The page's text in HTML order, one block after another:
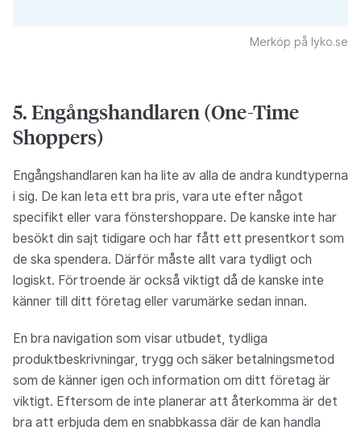
Merköp på lyko.se
5. Engångshandlaren (One-Time
Shoppers)
Engångshandlaren kan ha lite av alla de andra kundtyperna
i sig. De kan leta ett bra pris, vara ute efter något
specifikt eller vara fönstershoppare. De kanske inte har
besökt din sajt tidigare och har fått ett presentkort som
de ska spendera. Därför måste allt vara tydligt och
logiskt. Förtroende är också viktigt då de kanske inte
känner till ditt företag eller varumärke sedan innan.
En bra navigation som visar utbudet, tydliga
produktbeskrivningar, trygg och säker betalningsmetod
som de känner igen och information om ditt företag är
viktigt. Eftersom de inte planerar att återkomma är det
bra att erbjuda dem en snabbkassa där de kan handla